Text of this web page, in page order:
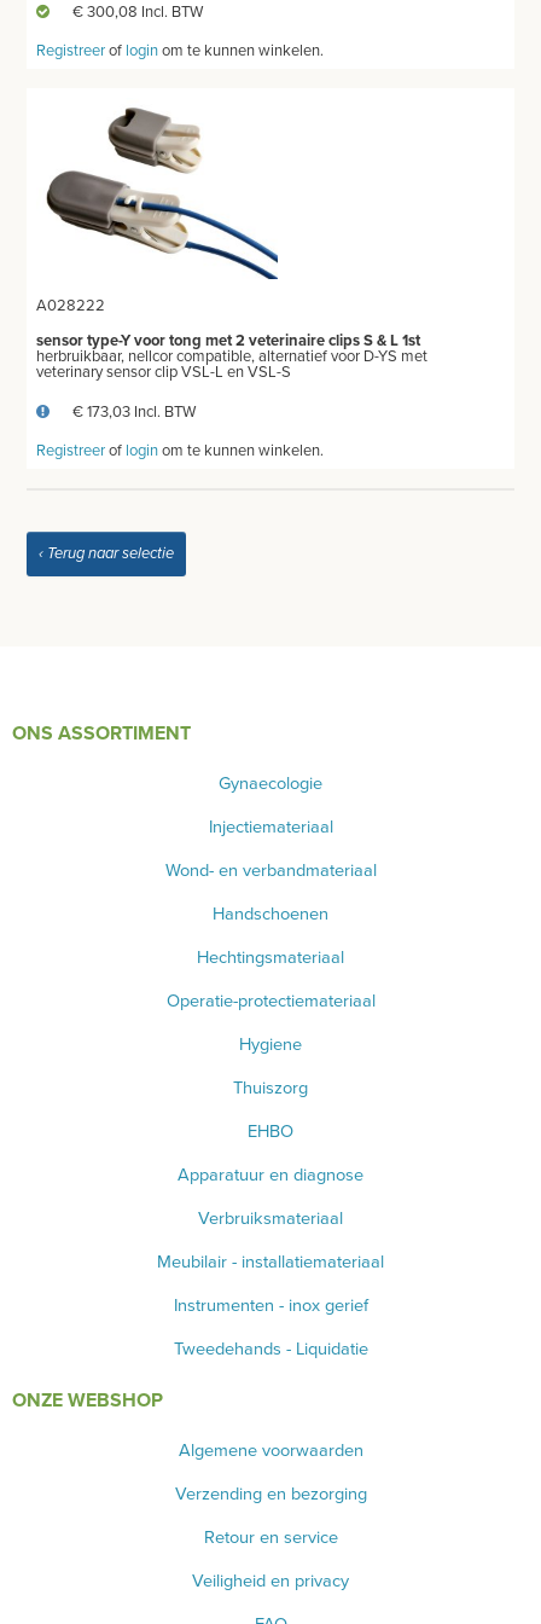
WEEGSCHALEN - METEN
HARTSLAGMETERS
SCOLIOMETER
CO2 METERS
AFZUIGING
IDENTIFICATIE
LICHTUITHARDING
TWEEDEHANDS - LIQUIDATIE
PRODUCT NIET GEVONDEN?
€ 300,08 Incl. BTW
Registreerof loginom te kunnen winkelen.
A028222
sensor type-Y voor tong met 2 veterinaire clips S & L 1st
herbruikbaar, nellcor compatible, alternatief voor D-YS met
veterinary sensor clip VSL-L en VSL-S
€ 173,03 Incl. BTW
Registreerof loginom te kunnen winkelen.
‹ Terug naar selectie
ONS ASSORTIMENT
Gynaecologie
Injectiemateriaal
Wond- en verbandmateriaal
Handschoenen
Hechtingsmateriaal
Operatie-protectiemateriaal
Hygiene
Thuiszorg
EHBO
Apparatuur en diagnose
Verbruiksmateriaal
Meubilair - installatiemateriaal
Instrumenten - inox gerief
Tweedehands - Liquidatie
ONZE WEBSHOP
Algemene voorwaarden
Verzending en bezorging
Retour en service
Veiligheid en privacy